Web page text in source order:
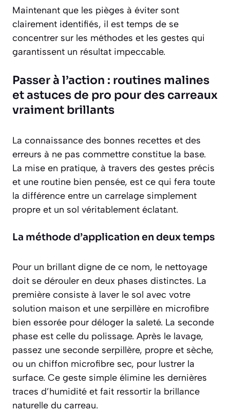
Maintenant que les pièges à éviter sont
clairement identifiés, il est temps de se
concentrer sur les méthodes et les gestes qui
garantissent un résultat impeccable.
Passer à l’action : routines malines
et astuces de pro pour des carreaux
vraiment brillants
La connaissance des bonnes recettes et des
erreurs à ne pas commettre constitue la base.
La mise en pratique, à travers des gestes précis
et une routine bien pensée, est ce qui fera toute
la différence entre un carrelage simplement
propre et un sol véritablement éclatant.
La méthode d’application en deux temps
Pour un brillant digne de ce nom, le nettoyage
doit se dérouler en deux phases distinctes. La
première consiste à laver le sol avec votre
solution maison et une serpillère en microfibre
bien essorée pour déloger la saleté. La seconde
phase est celle du polissage. Après le lavage,
passez une seconde serpillère, propre et sèche,
ou un chiffon microfibre sec, pour lustrer la
surface. Ce geste simple élimine les dernières
traces d’humidité et fait ressortir la brillance
naturelle du carreau.